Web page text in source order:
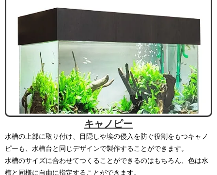
キャノピー
水槽の上部に取り付け、目隠しや埃の侵入を防ぐ役割をもつキャノ
ピーも、水槽台と同じデザインで製作することができます。
水槽のサイズに合わせてつくることができるのはもちろん、色は水
槽と同様に自由に指定することができます。